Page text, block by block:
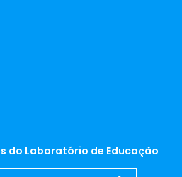
do Laboratório de Educação